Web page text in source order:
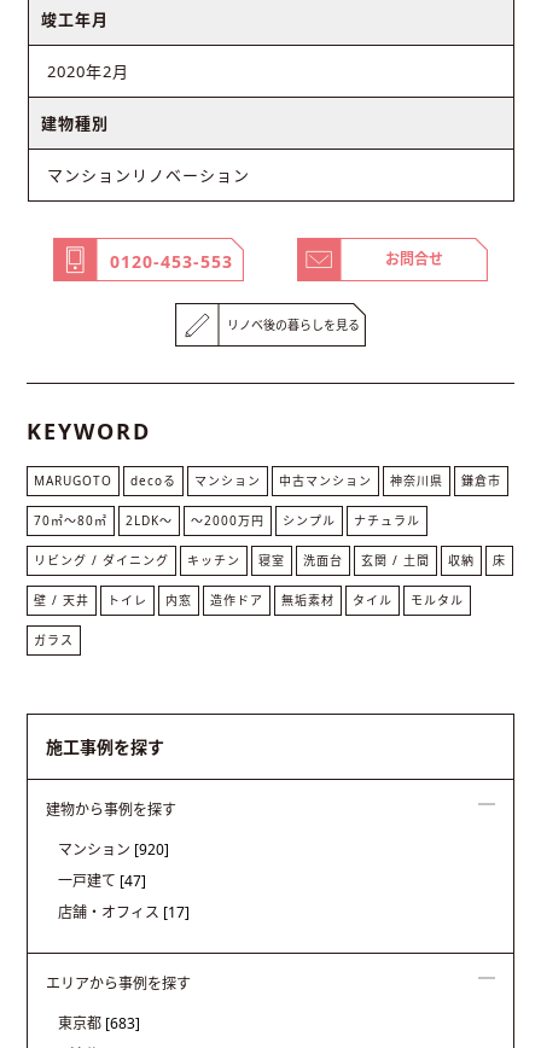
竣工年月
2020年2月
建物種別
マンションリノベーション
0120-453-553 お問合せ
リノベ後の暮らしを見る
KEYWORD
MARUGOTO decoる マンション 中古マンション 神奈川県 鎌倉市
70㎡〜80㎡ 2LDK〜 〜2000万円 シンプル ナチュラル
リビング / ダイニング キッチン 寝室 洗面台 玄関 / 土間 収納 床
壁 / 天井 トイレ 内窓 造作ドア 無垢素材 タイル モルタル
ガラス
施工事例を探す
建物から事例を探す
マンション [920]
一戸建て [47]
店舗・オフィス [17]
エリアから事例を探す
東京都 [683]